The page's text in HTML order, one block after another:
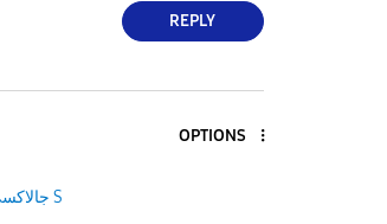
REPLY
OPTIONS
جالاكسى S